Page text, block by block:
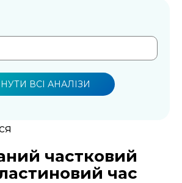
ВСІ АНАЛІЗИ
частковий
час